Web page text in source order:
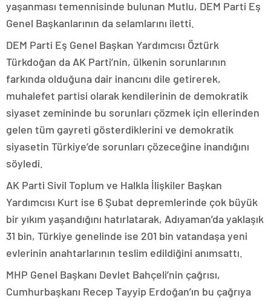
yaşanması temennisinde bulunan Mutlu, DEM Parti Eş
Genel Başkanlarının da selamlarını iletti.
DEM Parti Eş Genel Başkan Yardımcısı Öztürk
Türkdoğan da AK Parti’nin, ülkenin sorunlarının
farkında olduğuna dair inancını dile getirerek,
muhalefet partisi olarak kendilerinin de demokratik
siyaset zemininde bu sorunları çözmek için ellerinden
gelen tüm gayreti gösterdiklerini ve demokratik
siyasetin Türkiye’de sorunları çözeceğine inandığını
söyledi.
AK Parti Sivil Toplum ve Halkla İlişkiler Başkan
Yardımcısı Kurt ise 6 Şubat depremlerinde çok büyük
bir yıkım yaşandığını hatırlatarak, Adıyaman’da yaklaşık
31 bin, Türkiye genelinde ise 201 bin vatandaşa yeni
evlerinin anahtarlarının teslim edildiğini anımsattı.
MHP Genel Başkanı Devlet Bahçeli’nin çağrısı,
Cumhurbaşkanı Recep Tayyip Erdoğan’ın bu çağrıya